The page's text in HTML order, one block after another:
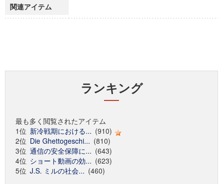
関連アイテム
ランキング
最も多く閲覧されたアイテム
1位 新冷戦期における... (910)
2位 Die Ghettogeschi... (810)
3位 通信の安全保障に... (643)
4位 ショート動画の効... (623)
5位 J.S. ミルの社会... (460)